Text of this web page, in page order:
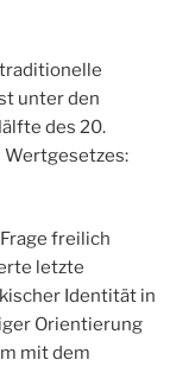
unter den
des 20.
Wertgesetzes:
freilich
letzte
Identität in
Orientierung
mit dem